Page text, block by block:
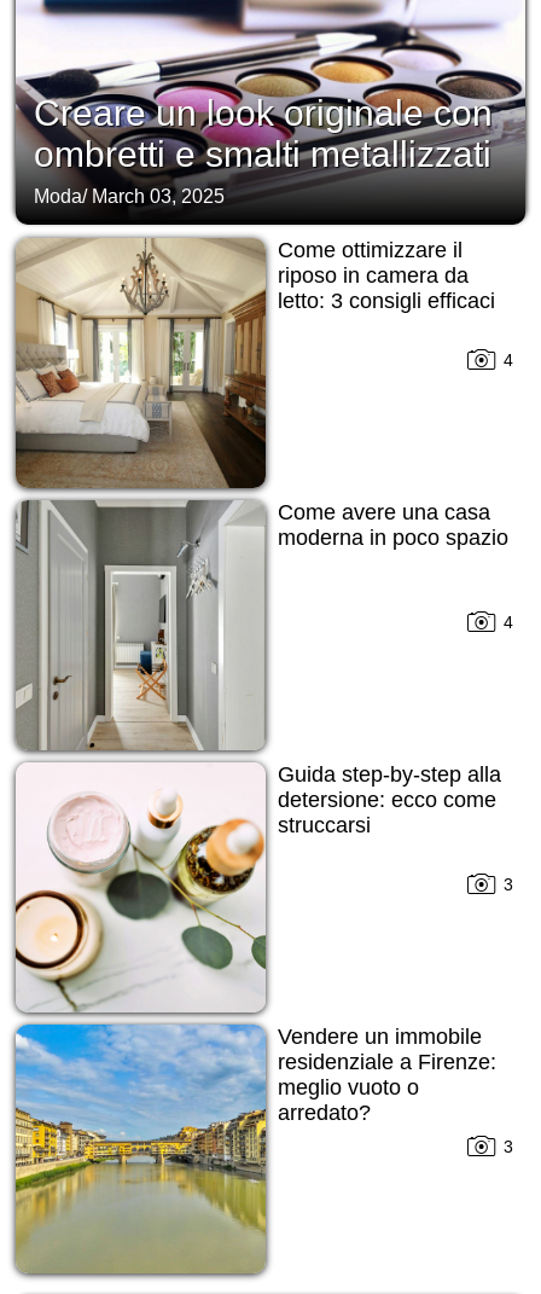
Creare un look originale con
ombretti e smalti metallizzati
Moda/ March 03, 2025
Come ottimizzare il
riposo in camera da
letto: 3 consigli efficaci
4
Come avere una casa
moderna in poco spazio
4
Guida step-by-step alla
detersione: ecco come
struccarsi
3
Vendere un immobile
residenziale a Firenze:
meglio vuoto o
arredato?
3